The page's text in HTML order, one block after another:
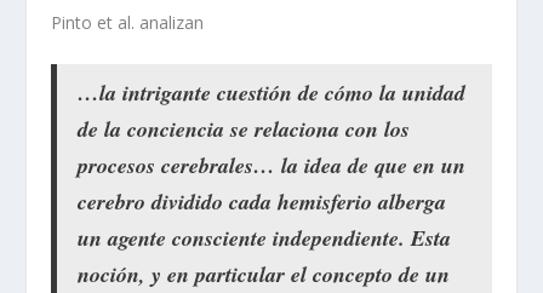
Pinto et al. analizan
…la intrigante cuestión de cómo la unidad
de la conciencia se relaciona con los
procesos cerebrales… la idea de que en un
cerebro dividido cada hemisferio alberga
un agente consciente independiente. Esta
noción, y en particular el concepto de un